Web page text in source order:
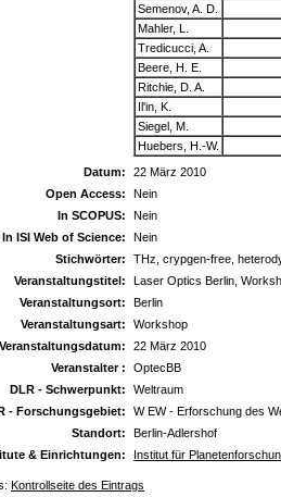
Semenov, A. D.
Mahler, L.
Tredicucci, A.
Beere, H. E.
Ritchie, D. A.
Il'in, K.
Siegel, M.
Huebers, H.-W.
Datum:
22 März 2010
Open Access:
Nein
In SCOPUS:
Nein
In ISI Web of Science:
Nein
Stichwörter:
THz, crypgen-free,
Veranstaltungstitel:
Laser Optics Berlin,
Veranstaltungsort:
Berlin
Veranstaltungsart:
Workshop
Veranstaltungsdatum:
22 März 2010
Veranstalter :
OptecBB
DLR - Schwerpunkt:
Weltraum
- Forschungsgebiet:
W EW - Erforschung des
Standort:
Berlin-Adlershof
& Einrichtungen:
Institut für
Kontrollseite des Eintrags